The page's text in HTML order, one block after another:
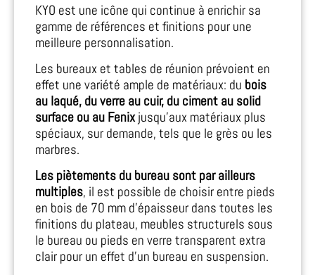
KYO est une icône qui continue à enrichir sa
gamme de références et finitions pour une
meilleure personnalisation.
Les bureaux et tables de réunion prévoient en
effet une variété ample de matériaux: du bois
au laqué, du verre au cuir, du ciment au solid
surface ou au Fenixjusqu’aux matériaux plus
spéciaux, sur demande, tels que le grès ou les
marbres.
Les piètements du bureau sont par ailleurs
multiples, il est possible de choisir entre pieds
en bois de 70 mm d’épaisseur dans toutes les
finitions du plateau, meubles structurels sous
le bureau ou pieds en verre transparent extra
clair pour un effet d’un bureau en suspension.